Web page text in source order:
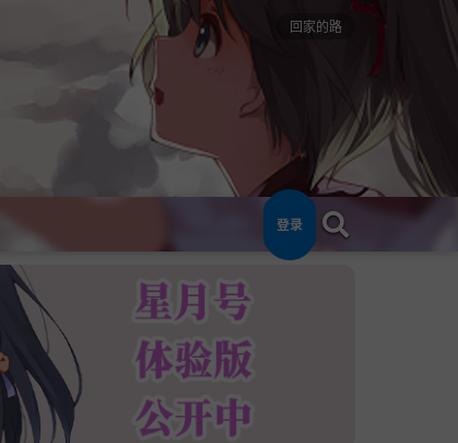
回家的路
登录